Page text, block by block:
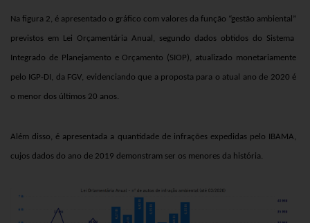
Na figura 2, é apresentado o gráfico com valores da função “gestão ambiental”
previstos em Lei Orçamentária Anual, segundo dados obtidos do Sistema
Integrado de Planejamento e Orçamento (SIOP), atualizado monetariamente
pelo IGP-DI, da FGV, evidenciando que a proposta para o atual ano de 2020 é
o menor dos últimos 20 anos.
Além disso, é apresentada a quantidade de infrações expedidas pelo IBAMA,
cujos dados do ano de 2019 demonstram ser os menores da história.